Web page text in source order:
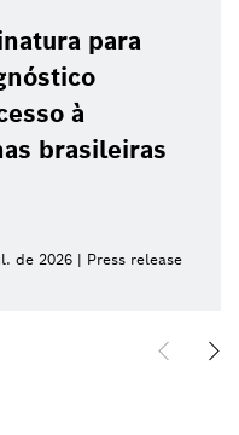
para
à
brasileiras
de 2026 | Press release